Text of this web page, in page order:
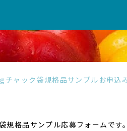
ャック袋規格品サンプルお申込
格品サンプル応募フォームです